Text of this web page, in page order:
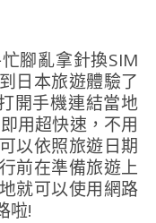
日本旅遊體驗了
開手機連結當地
用超快速，不用
以依照旅遊日期
前在準備旅遊上
就可以使用網路
啦!